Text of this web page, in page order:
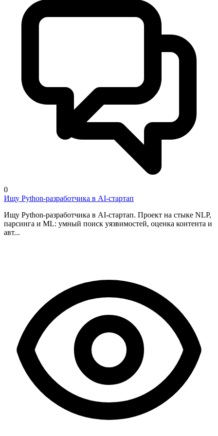
0
Ищу Python-разработчика в AI-стартап
Ищу Python-разработчика в AI-стартап. Проект на стыке NLP,
парсинга и ML: умный поиск уязвимостей, оценка контента и
авт...